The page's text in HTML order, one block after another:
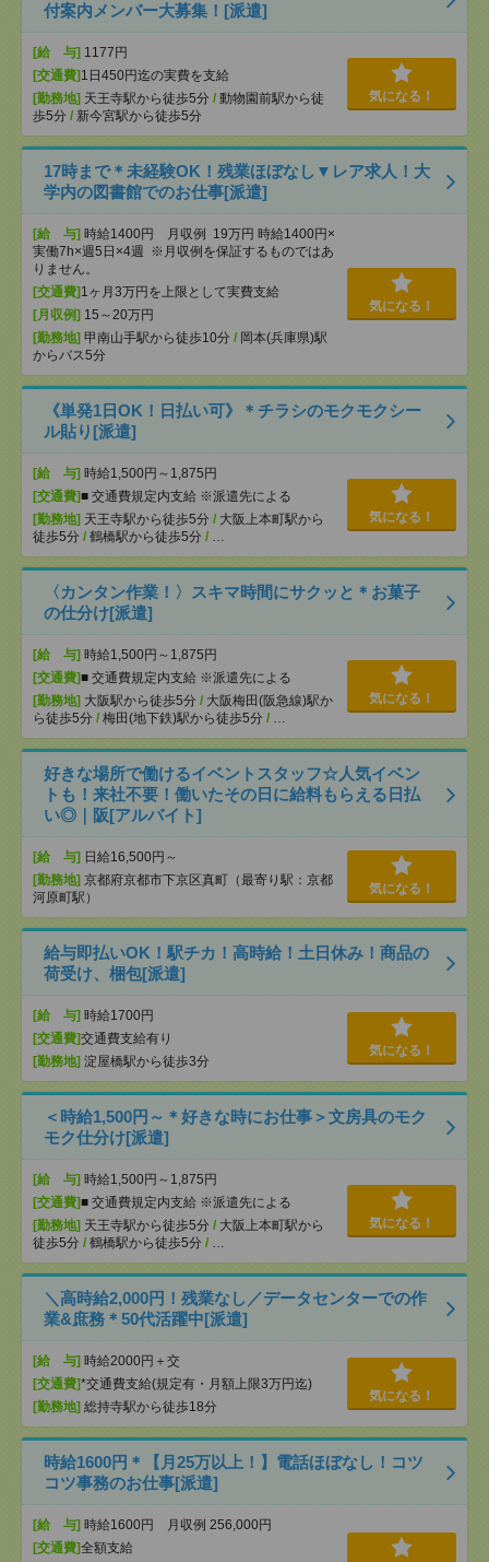
付案内メンバー大募集！[派遣]
[給 与] 1177円
[交通費] 1日450円迄の実費を支給
[勤務地] 天王寺駅から徒歩5分 / 動物園前駅から徒
歩5分 / 新今宮駅から徒歩5分
気になる！
17時まで＊未経験OK！残業ほぼなし▼レア求人！大
学内の図書館でのお仕事[派遣]
[給 与] 時給1400円 月収例 19万円 時給1400円×
実働7h×週5日×4週 ※月収例を保証するものではあ
りません。
[交通費] 1ヶ月3万円を上限として実費支給
[月収例] 15～20万円
[勤務地] 甲南山手駅から徒歩10分 / 岡本(兵庫県)駅
からバス5分
気になる！
《単発1日OK！日払い可》＊チラシのモクモクシー
ル貼り[派遣]
[給 与] 時給1,500円～1,875円
[交通費]■ 交通費規定内支給 ※派遣先による
[勤務地] 天王寺駅から徒歩5分 / 大阪上本町駅から
徒歩5分 / 鶴橋駅から徒歩5分 / …
気になる！
〈カンタン作業！〉スキマ時間にサクッと＊お菓子
の仕分け[派遣]
[給 与] 時給1,500円～1,875円
[交通費]■ 交通費規定内支給 ※派遣先による
[勤務地] 大阪駅から徒歩5分 / 大阪梅田(阪急線)駅か
ら徒歩5分 / 梅田(地下鉄)駅から徒歩5分 / …
気になる！
好きな場所で働けるイベントスタッフ☆人気イベン
トも！来社不要！働いたその日に給料もらえる日払
い◎｜阪[アルバイト]
[給 与] 日給16,500円～
[勤務地] 京都府京都市下京区真町（最寄り駅：京都
河原町駅）
気になる！
給与即払いOK！駅チカ！高時給！土日休み！商品の
荷受け、梱包[派遣]
[給 与] 時給1700円
[交通費]交通費支給有り
[勤務地] 淀屋橋駅から徒歩3分
気になる！
＜時給1,500円～＊好きな時にお仕事＞文房具のモク
モク仕分け[派遣]
[給 与] 時給1,500円～1,875円
[交通費]■ 交通費規定内支給 ※派遣先による
[勤務地] 天王寺駅から徒歩5分 / 大阪上本町駅から
徒歩5分 / 鶴橋駅から徒歩5分 / …
気になる！
＼高時給2,000円！残業なし／データセンターでの作
業&庶務＊50代活躍中[派遣]
[給 与] 時給2000円＋交
[交通費]*交通費支給(規定有・月額上限3万円迄)
[勤務地] 総持寺駅から徒歩18分
気になる！
時給1600円＊【月25万以上！】電話ほぼなし！コツ
コツ事務のお仕事[派遣]
[給 与] 時給1600円 月収例 256,000円
[交通費]全額支給